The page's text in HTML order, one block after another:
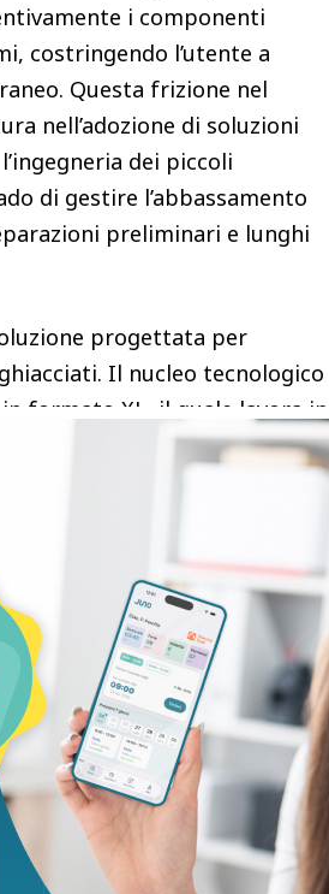
i componenti
costringendo l’utente a
Questa frizione nel
nell’adozione di soluzioni
dei piccoli
di gestire l’abbassamento
preliminari e lunghi
progettata per
Il nucleo tecnologico
formato XL, il quale lavora in
appunto Freezi. Questa
fase di pre-congelamento del
alla miscelazione
a una finestra temporale
efficienza energetica e una
l’autoproduzione
e una ridotta interazione
scelti all’interno del
programma desiderato
pala miscelatrice avanzata
a logiche di controllo